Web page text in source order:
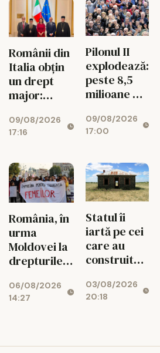
Românii din
Italia obțin
un drept
major:
Ortodoxă
Română,
oficial
09/08/2026
17:16
Pilonul II
explodează:
peste 8,5
milioane de
bani puși
deoparte
09/08/2026
17:00
România, în
urma
Moldovei la
drepturile și
femeilor
06/08/2026
14:27
Statul îi
iartă pe cei
care au
construit
Românii vor
putea „albi”
autorizație
03/08/2026
20:18